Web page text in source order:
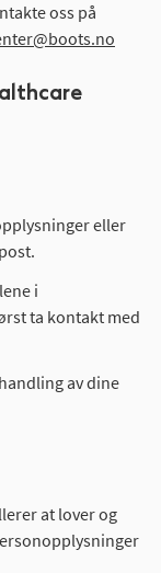
oss på
eller
i
ta kontakt med
av dine
at lover og